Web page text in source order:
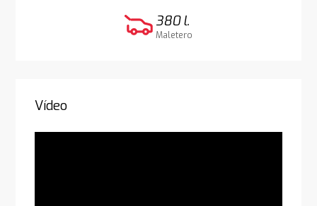
380 l.
Maletero
Vídeo